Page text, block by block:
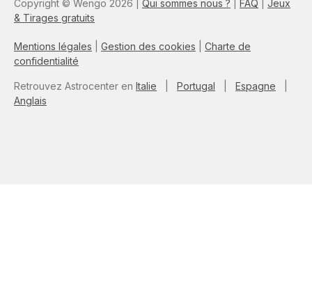
Copyright © Wengo 2026 | Qui sommes nous ? FAQ
Jeux
& Tirages gratuits
Mentions légales Gestion des cookies
Charte de
confidentialité
Retrouvez Astrocenter en Italie Portugal Espagne
Anglais